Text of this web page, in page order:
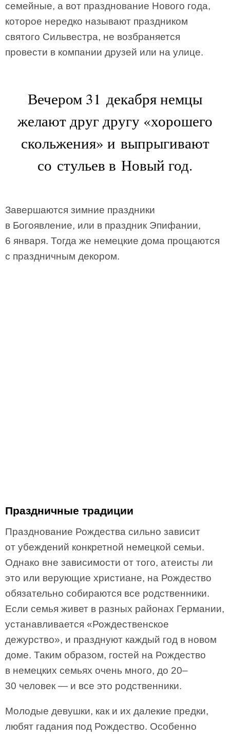
семейные, а вот празднование Нового года,
которое нередко называют праздником
святого Сильвестра, не возбраняется
провести в компании друзей или на улице.
Вечером 31 декабря немцы
желают друг другу «хорошего
скольжения» и выпрыгивают
со стульев в Новый год.
Завершаются зимние праздники
в Богоявление, или в праздник Эпифании,
6 января. Тогда же немецкие дома прощаются
с праздничным декором.
Праздничные традиции
Празднование Рождества сильно зависит
от убеждений конкретной немецкой семьи.
Однако вне зависимости от того, атеисты ли
это или верующие христиане, на Рождество
обязательно собираются все родственники.
Если семья живет в разных районах Германии,
устанавливается «Рождественское
дежурство», и празднуют каждый год в новом
доме. Таким образом, гостей на Рождество
в немецких семьях очень много, до 20–
30 человек — и все это родственники.
Молодые девушки, как и их далекие предки,
любят гадания под Рождество. Особенно